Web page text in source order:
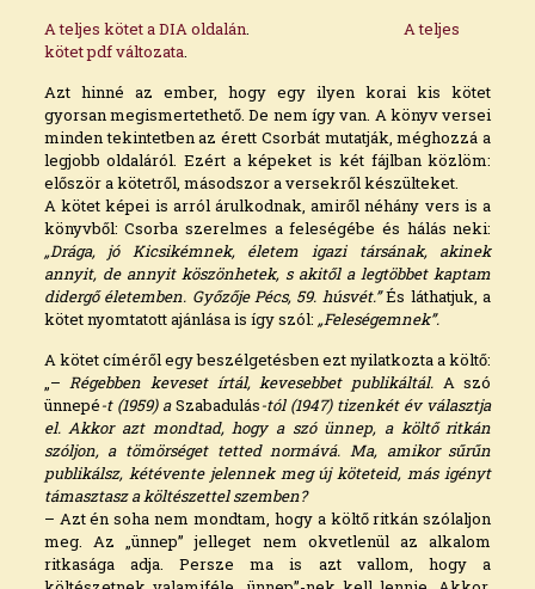
A teljes kötet a DIA oldalán
A teljes
kötet pdf változata
Azt hinné az ember, hogy egy ilyen korai kis kötet
gyorsan megismertethető. De nem így van. A könyv versei
minden tekintetben az érett Csorbát mutatják, méghozzá a
legjobb oldaláról. Ezért a képeket is két fájlban közlöm:
először a kötetről, másodszor a versekről készülteket.
A kötet képei is arról árulkodnak, amiről néhány vers is a
könyvből: Csorba szerelmes a feleségébe és hálás neki:
„Drága, jó Kicsikémnek, életem igazi társának, akinek
annyit, de annyit köszönhetek, s akitől a legtöbbet kaptam
didergő életemben. Győzője Pécs, 59. húsvét.”És láthatjuk, a
kötet nyomtatott ajánlása is így szól: „Feleségemnek”.
A kötet címéről egy beszélgetésben ezt nyilatkozta a költő:
„– Régebben keveset írtál, kevesebbet publikáltál.A szó
ünnepé-t (1959) aSzabadulás-tól (1947) tizenkét év választja
el. Akkor azt mondtad, hogy a szó ünnep, a költő ritkán
szóljon, a tömörséget tetted normává. Ma, amikor sűrűn
publikálsz, kétévente jelennek meg új köteteid, más igényt
támasztasz a költészettel szemben?
– Azt én soha nem mondtam, hogy a költő ritkán szólaljon
meg. Az „ünnep” jelleget nem okvetlenül az alkalom
ritkasága adja. Persze ma is azt vallom, hogy a